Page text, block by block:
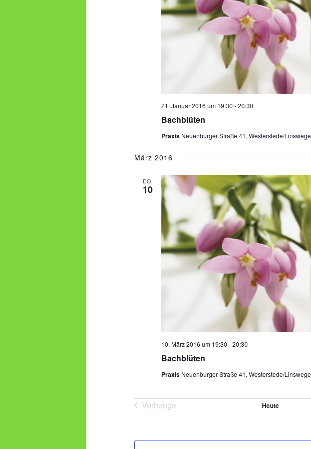
Bachblüten
21. Januar 2016 um 19:30 -20:30
Praxis Neuenburger Straße 41, Westerstede/Linswege
März 2016
DO.
10
Bachblüten
10. März 2016 um 19:30 -20:30
Praxis Neuenburger Straße 41, Westerstede/Linswege
Vorherige
Heute